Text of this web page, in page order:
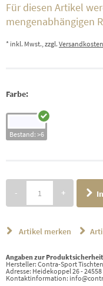
Für diesen Artikel
mengenabhängigen
* inkl. Mwst., zzgl. Versandkosten
Farbe:
Bestand: >6
- +
Artikel merken
Angaben zur Produktsicherheit
Hersteller: Contra-Sport
Adresse: Heidekoppel 26 -
Kontaktinformation: